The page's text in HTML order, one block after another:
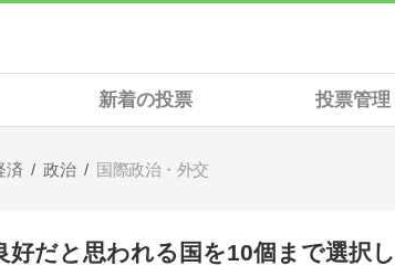
新着の投票 投票管理
済 政治 国際政治・外交
だと思われる国を10個まで選択